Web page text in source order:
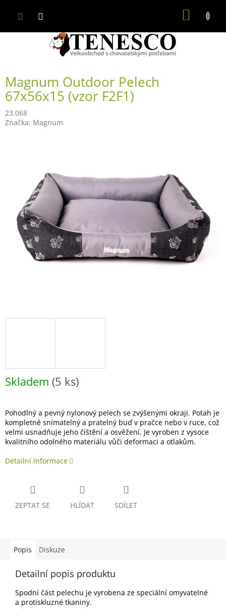
Magnum Outdoor Pelech
67x56x15 (vzor F2F1)
23.068
Značka: Magnum
Skladem (5 ks)
Pohodlný a pevný nylonový pelech se zvýšenými okraji. Potah je
kompletně snímatelný a pratelný buď v pračce nebo v ruce, což
velmi usnadňuje jeho čištění a osvěžení. Je vyroben z vysoce
kvalitního odolného materiálu vůči deformaci a otlakům.
Detailní informace
ZEPTAT SE HLÍDAT SDÍLET
Popis Diskuze
Detailní popis produktu
Spodní část pelechu je vyrobena ze speciální omyvatelné
a protiskluzné tkaniny.